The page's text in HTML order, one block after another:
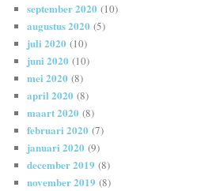
september 2020 (10)
augustus 2020 (5)
juli 2020 (10)
juni 2020 (10)
mei 2020 (8)
april 2020 (8)
maart 2020 (8)
februari 2020 (7)
januari 2020 (9)
december 2019 (8)
november 2019 (8)